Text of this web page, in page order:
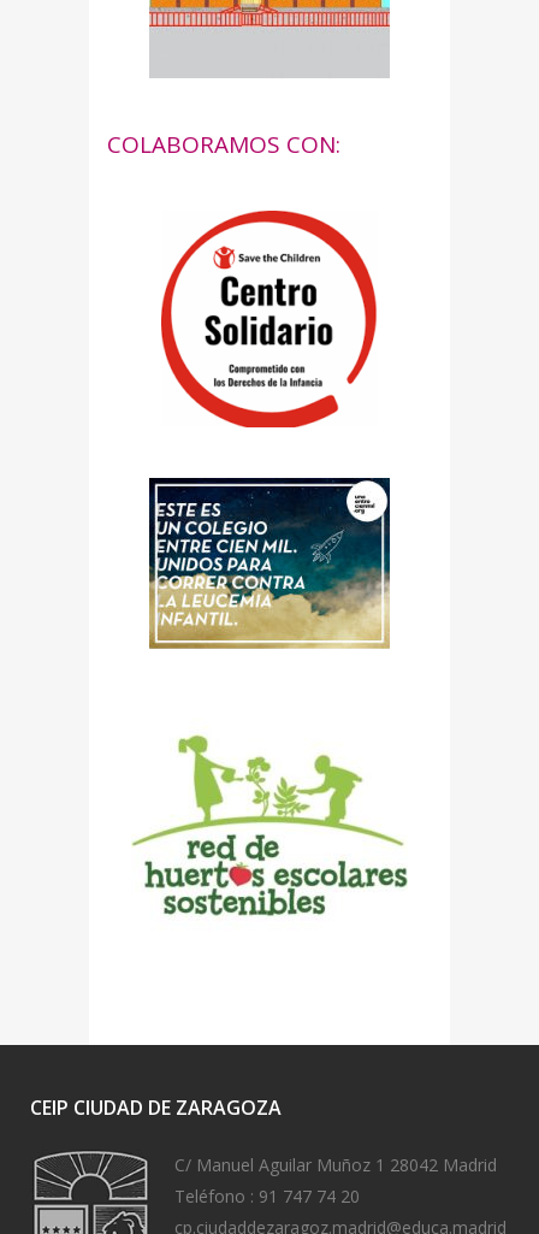
COLABORAMOS CON:
CEIP CIUDAD DE ZARAGOZA
C/ Manuel Aguilar Muñoz 1 28042 Madrid
Teléfono : 91 747 74 20
cp.ciudaddezaragoz.madrid@educa.madrid